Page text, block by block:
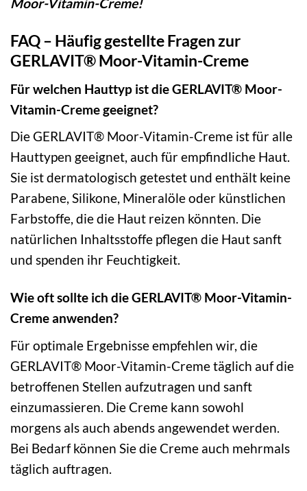
Moor-Vitamin-Creme!
FAQ – Häufig gestellte Fragen zur
GERLAVIT® Moor-Vitamin-Creme
Für welchen Hauttyp ist die GERLAVIT® Moor-
Vitamin-Creme geeignet?
Die GERLAVIT® Moor-Vitamin-Creme ist für alle
Hauttypen geeignet, auch für empfindliche Haut.
Sie ist dermatologisch getestet und enthält keine
Parabene, Silikone, Mineralöle oder künstlichen
Farbstoffe, die die Haut reizen könnten. Die
natürlichen Inhaltsstoffe pflegen die Haut sanft
und spenden ihr Feuchtigkeit.
Wie oft sollte ich die GERLAVIT® Moor-Vitamin-
Creme anwenden?
Für optimale Ergebnisse empfehlen wir, die
GERLAVIT® Moor-Vitamin-Creme täglich auf die
betroffenen Stellen aufzutragen und sanft
einzumassieren. Die Creme kann sowohl
morgens als auch abends angewendet werden.
Bei Bedarf können Sie die Creme auch mehrmals
täglich auftragen.